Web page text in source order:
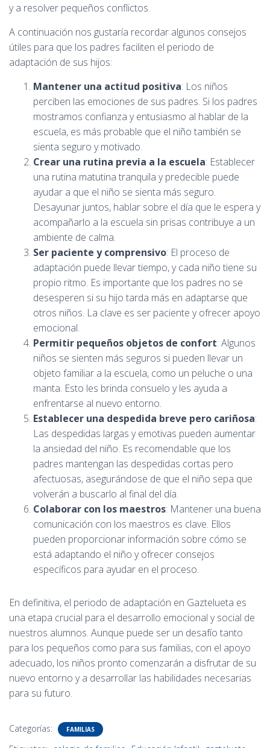
y a resolver pequeños conflictos.
A continuación nos gustaría recordar algunos consejos
útiles para que los padres faciliten el periodo de
adaptación de sus hijos:
Mantener una actitud positiva: Los niños
perciben las emociones de sus padres. Si los padres
mostramos confianza y entusiasmo al hablar de la
escuela, es más probable que el niño también se
sienta seguro y motivado.
Crear una rutina previa a la escuela: Establecer
una rutina matutina tranquila y predecible puede
ayudar a que el niño se sienta más seguro.
Desayunar juntos, hablar sobre el día que le espera y
acompañarlo a la escuela sin prisas contribuye a un
ambiente de calma.
Ser paciente y comprensivo: El proceso de
adaptación puede llevar tiempo, y cada niño tiene su
propio ritmo. Es importante que los padres no se
desesperen si su hijo tarda más en adaptarse que
otros niños. La clave es ser paciente y ofrecer apoyo
emocional.
Permitir pequeños objetos de confort: Algunos
niños se sienten más seguros si pueden llevar un
objeto familiar a la escuela, como un peluche o una
manta. Esto les brinda consuelo y les ayuda a
enfrentarse al nuevo entorno.
Establecer una despedida breve pero cariñosa:
Las despedidas largas y emotivas pueden aumentar
la ansiedad del niño. Es recomendable que los
padres mantengan las despedidas cortas pero
afectuosas, asegurándose de que el niño sepa que
volverán a buscarlo al final del día.
Colaborar con los maestros: Mantener una buena
comunicación con los maestros es clave. Ellos
pueden proporcionar información sobre cómo se
está adaptando el niño y ofrecer consejos
específicos para ayudar en el proceso.
En definitiva, el periodo de adaptación en Gaztelueta es
una etapa crucial para el desarrollo emocional y social de
nuestros alumnos. Aunque puede ser un desafío tanto
para los pequeños como para sus familias, con el apoyo
adecuado, los niños pronto comenzarán a disfrutar de su
nuevo entorno y a desarrollar las habilidades necesarias
para su futuro.
Categorías: FAMILIAS